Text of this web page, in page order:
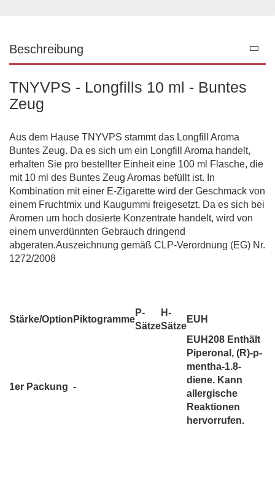
Beschreibung
TNYVPS - Longfills 10 ml - Buntes
Zeug
Aus dem Hause TNYVPS stammt das Longfill Aroma
Buntes Zeug. Da es sich um ein Longfill Aroma handelt,
erhalten Sie pro bestellter Einheit eine 100 ml Flasche, die
mit 10 ml des Buntes Zeug Aromas befüllt ist. In
Kombination mit einer E-Zigarette wird der Geschmack von
einem Fruchtmix und Kaugummi freigesetzt. Da es sich bei
Aromen um hoch dosierte Konzentrate handelt, wird von
einem unverdünnten Gebrauch dringend
abgeraten.Auszeichnung gemäß CLP-Verordnung (EG) Nr.
1272/2008
Stärke/Option Piktogramme
P-
Sätze
H-
Sätze
EUH
1er Packung -
EUH208 Enthält
Piperonal, (R)-p-
mentha-1.8-
diene. Kann
allergische
Reaktionen
hervorrufen.